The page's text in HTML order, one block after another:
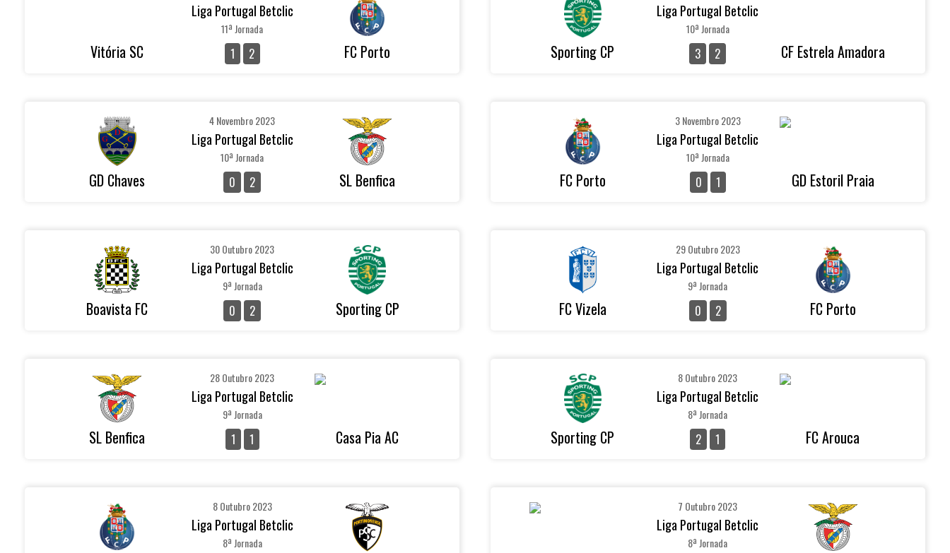
Vitória SC
Liga Portugal Betclic
11ª Jornada
1 2 FC Porto Sporting CP
Liga Portugal Betclic
10ª Jornada
3 2 CF Estrela Amadora
GD Chaves
4 Novembro 2023
Liga Portugal Betclic
10ª Jornada
0 2 SL Benfica FC Porto
3 Novembro 2023
Liga Portugal Betclic
10ª Jornada
0 1 GD Estoril Praia
Boavista FC
30 Outubro 2023
Liga Portugal Betclic
9ª Jornada
0 2 Sporting CP FC Vizela
29 Outubro 2023
Liga Portugal Betclic
9ª Jornada
0 2 FC Porto
SL Benfica
28 Outubro 2023
Liga Portugal Betclic
9ª Jornada
1 1 Casa Pia AC Sporting CP
8 Outubro 2023
Liga Portugal Betclic
8ª Jornada
2 1 FC Arouca
8 Outubro 2023
Liga Portugal Betclic
8ª Jornada
7 Outubro 2023
Liga Portugal Betclic
8ª Jornada